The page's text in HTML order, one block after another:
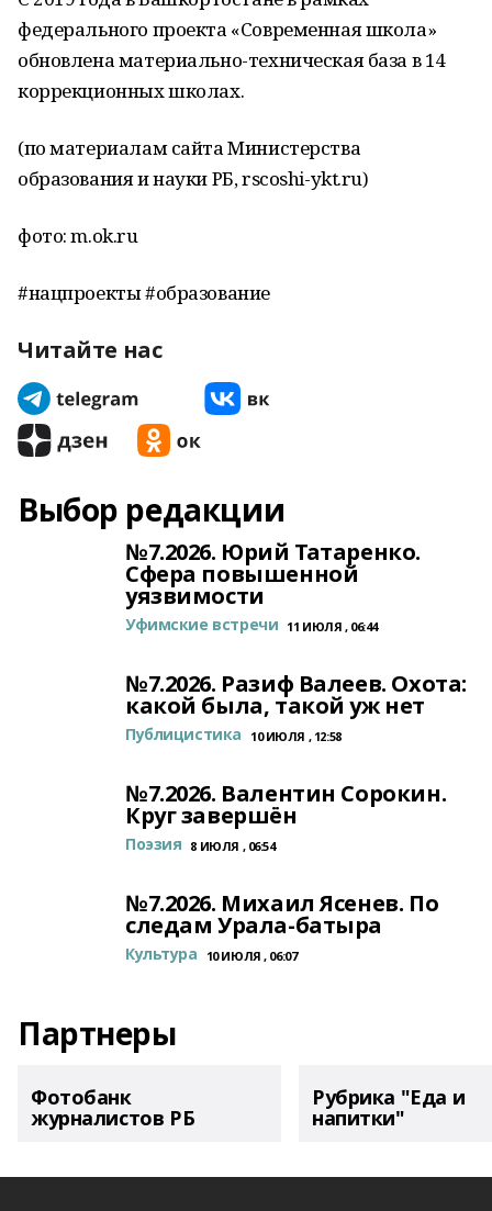
федерального проекта «Современная школа»
обновлена материально-техническая база в 14
коррекционных школах.
(по материалам сайта Министерства
образования и науки РБ, rscoshi-ykt.ru)
фото: m.ok.ru
#нацпроекты #образование
Читайте нас
Выбор редакции
№7.2026. Юрий Татаренко.
Сфера повышенной
уязвимости
Уфимские встречи 11 ИЮЛЯ , 06:44
№7.2026. Разиф Валеев. Охота:
какой была, такой уж нет
Публицистика 10 ИЮЛЯ , 12:58
№7.2026. Валентин Сорокин.
Круг завершён
Поэзия 8 ИЮЛЯ , 06:54
№7.2026. Михаил Ясенев. По
следам Урала-батыра
Культура 10 ИЮЛЯ , 06:07
Партнеры
Фотобанк
журналистов РБ
Рубрика "Еда и
напитки"